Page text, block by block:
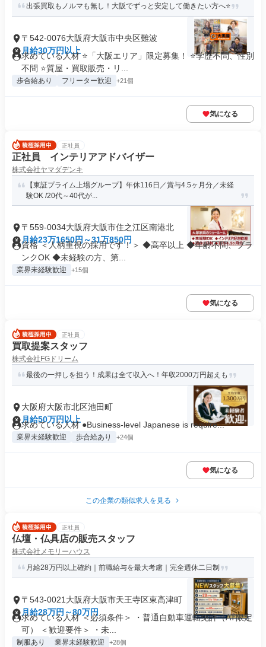
出張買取もノルマも無し！大阪でずっと安定して働きたい方へ⭐
〒542-0076大阪府大阪市中央区難波
月給30万円以上
求めている人材 ⭐「大阪エリア」限定募集！ ⭐学歴不問、性別
不問 ⭐質屋・買取販売・リ...
歩合給あり フリーター歓迎 +21個
気になる
正社員
正社員 インテリアアドバイザー
株式会社ヤマダデンキ
【東証プライム上場グループ】年休116日／賞与4.5ヶ月分／未経
験OK /20代～40代が...
〒559-0034大阪府大阪市住之江区南港北
月給23万1650円～31万850円
資格 ＜人柄重視の採用です！＞ ◆高卒以上 ◆年齢不問、ブラ
ンクOK ◆未経験の方、第...
業界未経験歓迎 +15個
気になる
正社員
買取提案スタッフ
株式会社FGドリーム
最後の一押しを担う！成果は全て収入へ！年収2000万円超えも
大阪府大阪市北区池田町
月給50万円以上
求めている人材 ●Business-level Japanese is require...
業界未経験歓迎 歩合給あり +24個
気になる
この企業の類似求人を見る
正社員
仏壇・仏具店の販売スタッフ
株式会社メモリーハウス
月給28万円以上確約｜前職給与を最大考慮｜完全週休二日制
〒543-0021大阪府大阪市天王寺区東高津町
月給28万円～80万円
求めている人材 ＜必須条件＞ ・普通自動車運転免許（AT限定
可） ＜歓迎要件＞ ・未...
制服あり 業界未経験歓迎 +28個